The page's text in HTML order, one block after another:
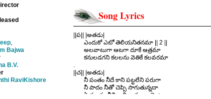
,
Bajwa
B.V.
RaviKishore
Song Lyrics
||ప|| |అతడు|
ఎందుకో ఎటో తెలియనితనమా || 2 ||
అలవాటుగా ఆటగా దూకే ఆత్రమా
కనులడగని కలలను వెతికే కలవరమా
.
||చ|| |అతడు|
నీ పంతం నీదే కాని పట్టలేని పరుగా
నీ పాదం నీతో చెప్పి సాగుతున్నదా
ఏ మాత్రం నీవి కాని జ్ఙాపకాల వెంట